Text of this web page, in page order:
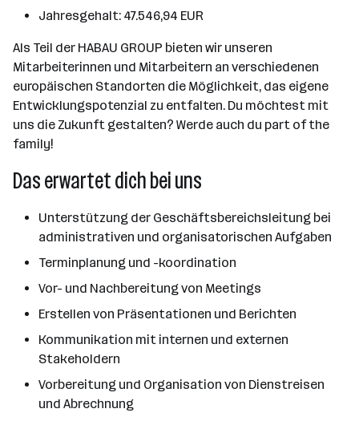
Jahresgehalt: 47.546,94 EUR
Als Teil der HABAU GROUP bieten wir unseren
Mitarbeiterinnen und Mitarbeitern an verschiedenen
europäischen Standorten die Möglichkeit, das eigene
Entwicklungspotenzial zu entfalten. Du möchtest mit
uns die Zukunft gestalten? Werde auch du part of the
family!
Das erwartet dich bei uns
Unterstützung der Geschäftsbereichsleitung bei
administrativen und organisatorischen Aufgaben
Terminplanung und -koordination
Vor- und Nachbereitung von Meetings
Erstellen von Präsentationen und Berichten
Kommunikation mit internen und externen
Stakeholdern
Vorbereitung und Organisation von Dienstreisen
und Abrechnung